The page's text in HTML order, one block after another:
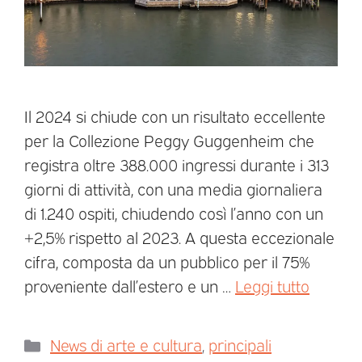
Il 2024 si chiude con un risultato eccellente
per la Collezione Peggy Guggenheim che
registra oltre 388.000 ingressi durante i 313
giorni di attività, con una media giornaliera
di 1.240 ospiti, chiudendo così l’anno con un
+2,5% rispetto al 2023. A questa eccezionale
cifra, composta da un pubblico per il 75%
proveniente dall’estero e un … Leggi tutto
News di arte e cultura principali